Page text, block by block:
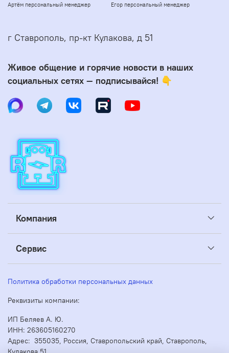
Компания
Сервис
Артём персональный менеджер Егор персональный менеджер
г Ставрополь, пр-кт Кулакова, д 51
Живое общение и горячие новости в наших
социальных сетях — подписывайся! 👇
Политика обработки персональных данных
Реквизиты компании:
ИП Беляев А. Ю.
ИНН: 263605160270
Адрес: 355035, Россия, Ставропольский край, Ставрополь,